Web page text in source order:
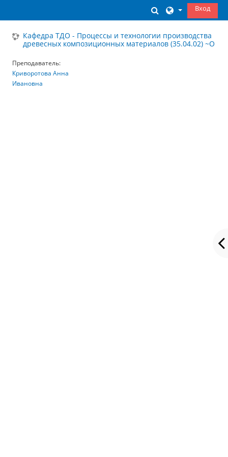
ИзменитьВход
Кафедра ТДО - Процессы и технологии производства
древесных композиционных материалов (35.04.02) ~О
Преподаватель:
Криворотова Анна
Ивановна